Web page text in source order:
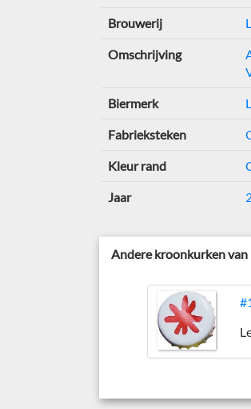
Brouwerij
Omschrijving
Biermerk
Fabrieksteken
Kleur rand
Jaar
Andere kroonkurken van